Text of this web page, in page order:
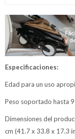
Especificaciones:
Edad para un uso
Peso soportado hasta
Dimensiones del
cm (41.7 x 33.8 x 17.3